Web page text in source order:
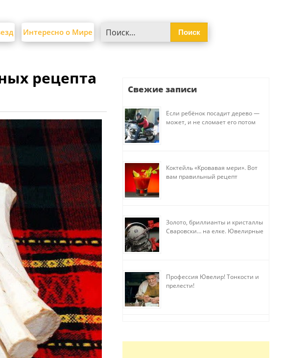
Интересно о Мире
рецепта
Свежие записи
Если ребёнок посадит дерево —
может, и не сломает его потом
Коктейль «Кровавая мери». Вот
вам правильный рецепт
Золото, бриллианты и кристаллы
Сваровски… на елке. Ювелирные
Профессия Ювелир! Тонкости и
прелести!